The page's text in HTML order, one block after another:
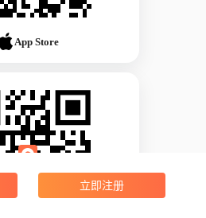
App Store
立即注册